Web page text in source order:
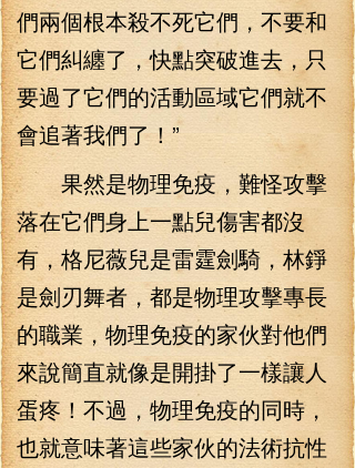
們兩個根本殺不死它們，不要和
它們糾纏了，快點突破進去，只
要過了它們的活動區域它們就不
會追著我們了！”
果然是物理免疫，難怪攻擊
落在它們身上一點兒傷害都沒
有，格尼薇兒是雷霆劍騎，林錚
是劍刃舞者，都是物理攻擊專長
的職業，物理免疫的家伙對他們
來說簡直就像是開掛了一樣讓人
蛋疼！不過，物理免疫的同時，
也就意味著這些家伙的法術抗性